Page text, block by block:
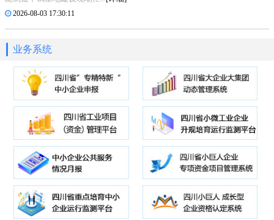
2026-08-03 17:30:11
业务系统